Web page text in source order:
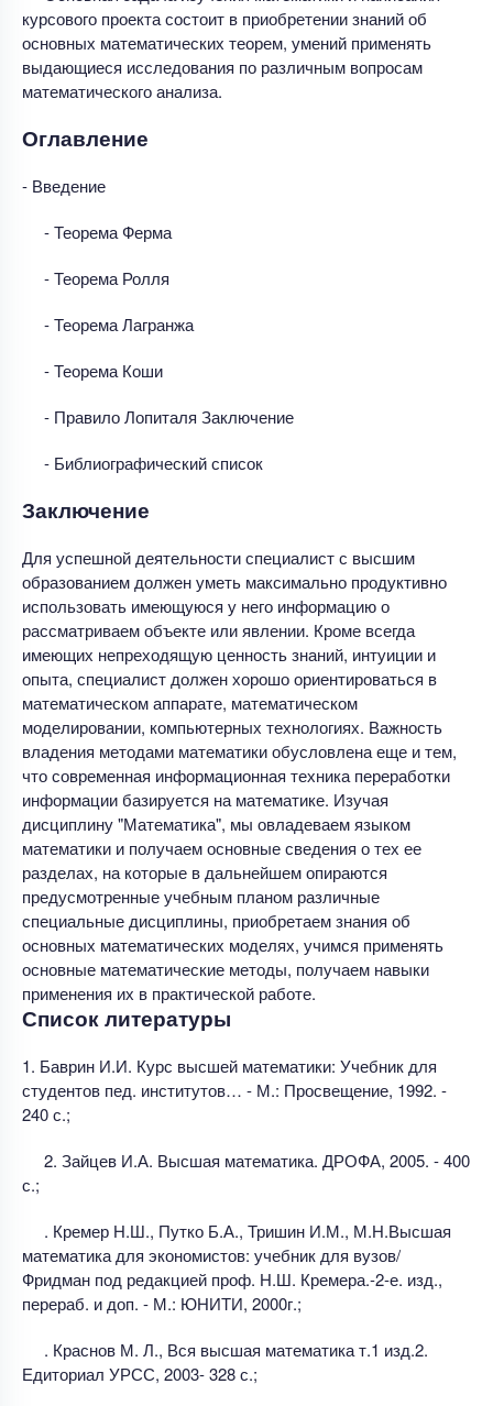
курсового проекта состоит в приобретении знаний об
основных математических теорем, умений применять
выдающиеся исследования по различным вопросам
математического анализа.
Оглавление
- Введение
- Теорема Ферма
- Теорема Ролля
- Теорема Лагранжа
- Теорема Коши
- Правило Лопиталя Заключение
- Библиографический список
Заключение
Для успешной деятельности специалист с высшим
образованием должен уметь максимально продуктивно
использовать имеющуюся у него информацию о
рассматриваем объекте или явлении. Кроме всегда
имеющих непреходящую ценность знаний, интуиции и
опыта, специалист должен хорошо ориентироваться в
математическом аппарате, математическом
моделировании, компьютерных технологиях. Важность
владения методами математики обусловлена еще и тем,
что современная информационная техника переработки
информации базируется на математике. Изучая
дисциплину "Математика", мы овладеваем языком
математики и получаем основные сведения о тех ее
разделах, на которые в дальнейшем опираются
предусмотренные учебным планом различные
специальные дисциплины, приобретаем знания об
основных математических моделях, учимся применять
основные математические методы, получаем навыки
применения их в практической работе.
Список литературы
1. Баврин И.И. Курс высшей математики: Учебник для
студентов пед. институтов… - М.: Просвещение, 1992. -
240 с.;
2. Зайцев И.А. Высшая математика. ДРОФА, 2005. - 400
с.;
. Кремер Н.Ш., Путко Б.А., Тришин И.М., М.Н.Высшая
математика для экономистов: учебник для вузов/
Фридман под редакцией проф. Н.Ш. Кремера.-2-е. изд.,
перераб. и доп. - М.: ЮНИТИ, 2000г.;
. Краснов М. Л., Вся высшая математика т.1 изд.2.
Едиториал УРСС, 2003- 328 с.;